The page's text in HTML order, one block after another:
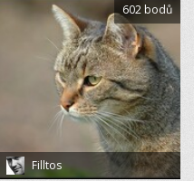
Filltos
602 bodů